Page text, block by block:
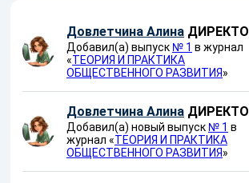
Довлетчина Алина
Добавил(а) выпуск № 1 в журнал
«ТЕОРИЯ И ПРАКТИКА
ОБЩЕСТВЕННОГО РАЗВИТИЯ»
Довлетчина Алина
Добавил(а) новый выпуск № 1 в
журнал «ТЕОРИЯ И ПРАКТИКА
ОБЩЕСТВЕННОГО РАЗВИТИЯ»